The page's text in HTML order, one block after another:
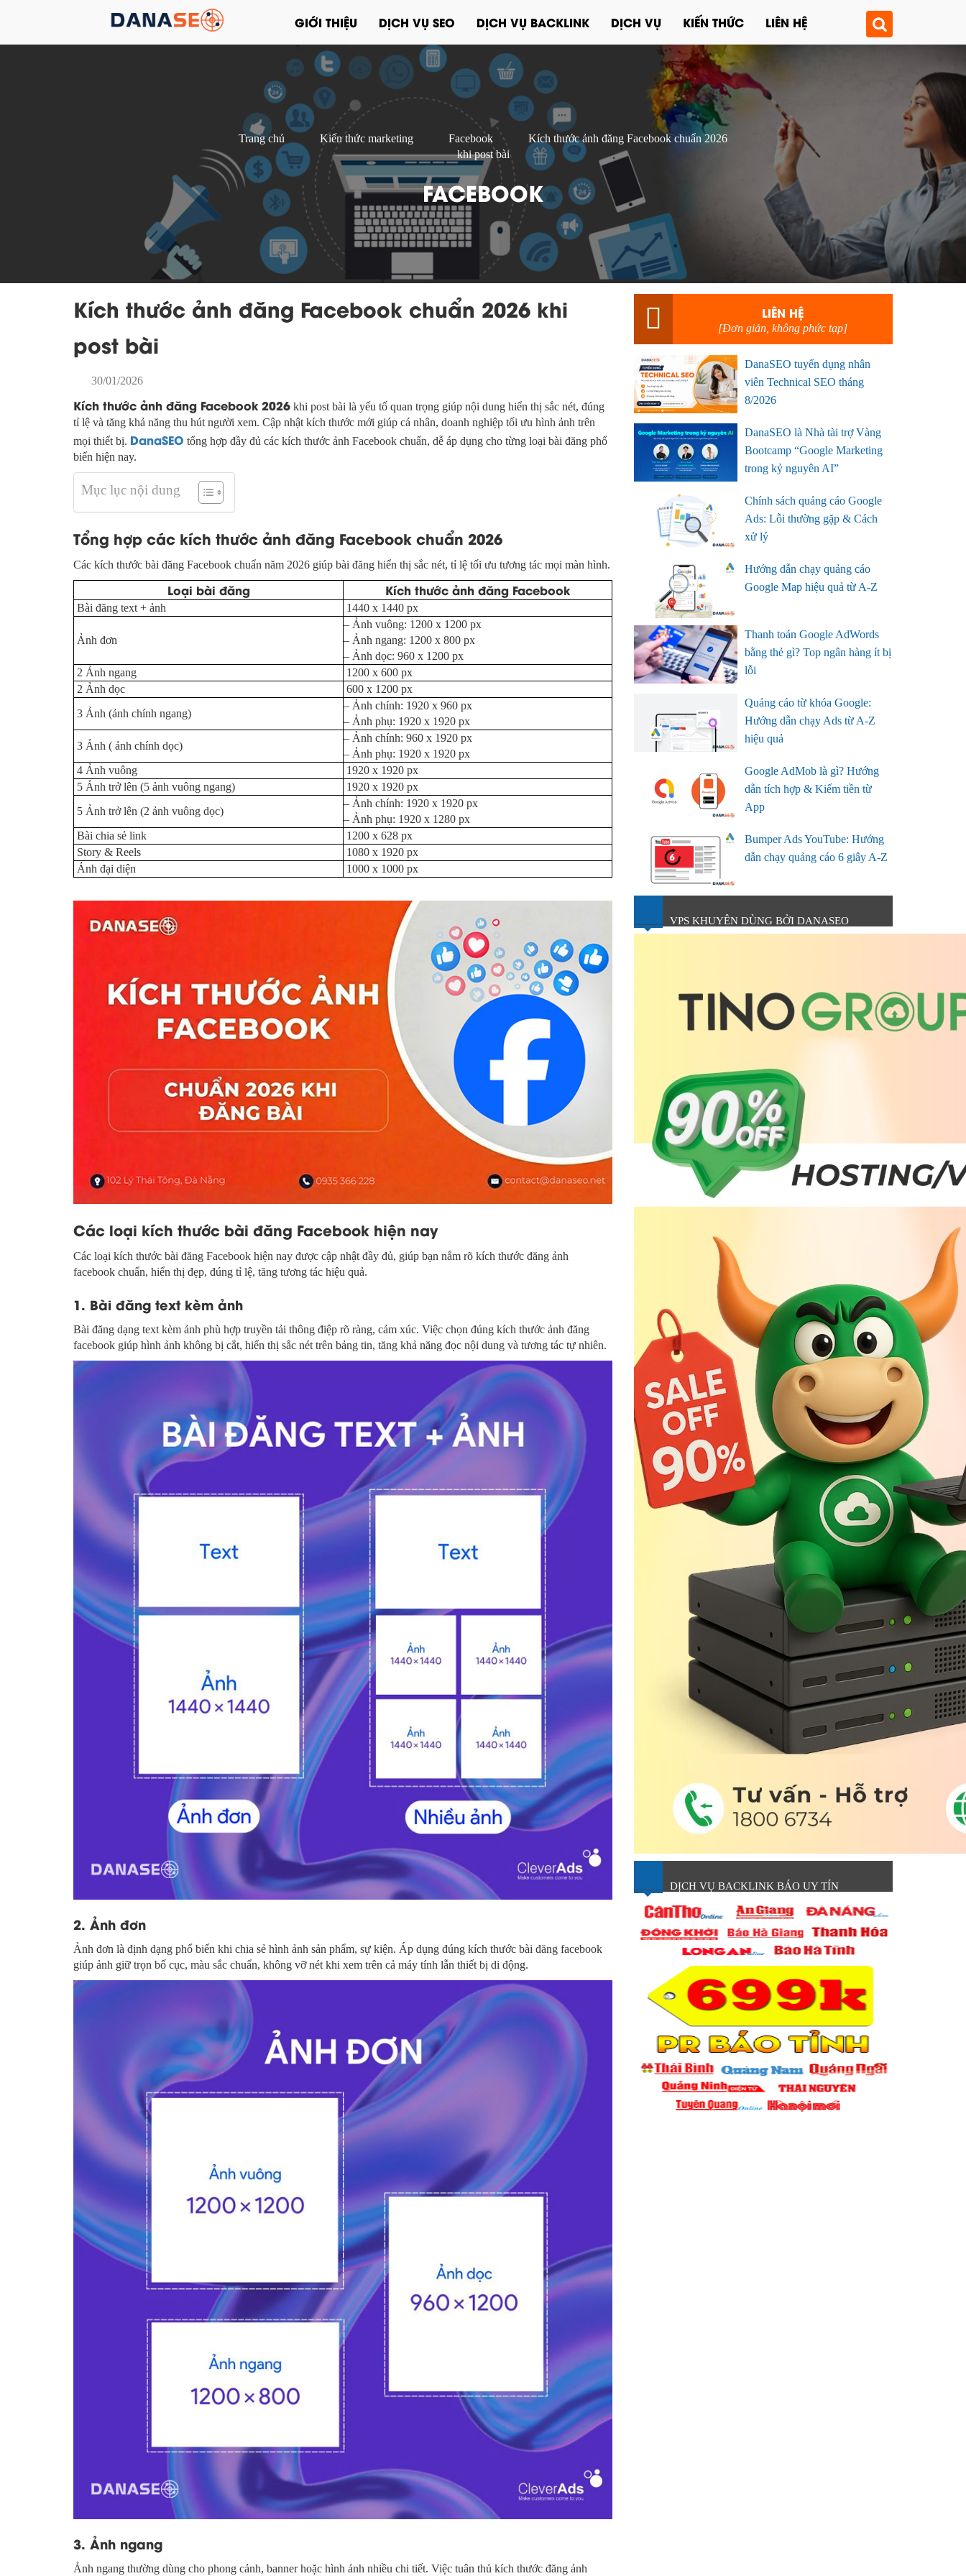
GIỚI THIỆU DỊCH VỤ SEO DỊCH VỤ BACKLINK DỊCH VỤ KIẾN THỨC LIÊN HỆ
Trang chủ Kiến thức marketing Facebook
Kích thước ảnh đăng Facebook chuẩn 2026
khi post bài
FACEBOOK
Kích thước ảnh đăng Facebook chuẩn 2026 khi
post bài
30/01/2026
Kích thước ảnh đăng Facebook 2026 khi post bài là yếu tố quan trọng giúp nội dung hiển thị sắc nét, đúng
tỉ lệ và tăng khả năng thu hút người xem. Cập nhật kích thước mới giúp cá nhân, doanh nghiệp tối ưu hình ảnh trên
mọi thiết bị. DanaSEO tổng hợp đầy đủ các kích thước ảnh Facebook chuẩn, dễ áp dụng cho từng loại bài đăng phổ
biến hiện nay.
Mục lục nội dung
Tổng hợp các kích thước ảnh đăng Facebook chuẩn 2026
Các kích thước bài đăng Facebook chuẩn năm 2026 giúp bài đăng hiển thị sắc nét, tỉ lệ tối ưu tương tác mọi màn hình.
Loại bài đăng Kích thước ảnh đăng Facebook
Bài đăng text + ảnh 1440 x 1440 px
Ảnh đơn
– Ảnh vuông: 1200 x 1200 px
– Ảnh ngang: 1200 x 800 px
– Ảnh dọc: 960 x 1200 px
2 Ảnh ngang
1200 x 600 px
2 Ảnh dọc
600 x 1200 px
3 Ảnh (ảnh chính ngang)
– Ảnh chính: 1920 x 960 px
– Ảnh phụ: 1920 x 1920 px
3 Ảnh ( ảnh chính dọc)
– Ảnh chính: 960 x 1920 px
– Ảnh phụ: 1920 x 1920 px
4 Ảnh vuông
1920 x 1920 px
5 Ảnh trở lên (5 ảnh vuông ngang)
1920 x 1920 px
5 Ảnh trở lên (2 ảnh vuông dọc)
– Ảnh chính: 1920 x 1920 px
– Ảnh phụ: 1920 x 1280 px
Bài chia sẻ link
1200 x 628 px
Story & Reels
1080 x 1920 px
Ảnh đại diện
1000 x 1000 px
Các loại kích thước bài đăng Facebook hiện nay
Các loại kích thước bài đăng Facebook hiện nay được cập nhật đầy đủ, giúp bạn nắm rõ kích thước đăng ảnh
facebook chuẩn, hiển thị đẹp, đúng tỉ lệ, tăng tương tác hiệu quả.
1. Bài đăng text kèm ảnh
Bài đăng dạng text kèm ảnh phù hợp truyền tải thông điệp rõ ràng, cảm xúc. Việc chọn đúng kích thước ảnh đăng
facebook giúp hình ảnh không bị cắt, hiển thị sắc nét trên bảng tin, tăng khả năng đọc nội dung và tương tác tự nhiên.
2. Ảnh đơn
Ảnh đơn là định dạng phổ biến khi chia sẻ hình ảnh sản phẩm, sự kiện. Áp dụng đúng kích thước bài đăng facebook
giúp ảnh giữ trọn bố cục, màu sắc chuẩn, không vỡ nét khi xem trên cả máy tính lẫn thiết bị di động.
3. Ảnh ngang
Ảnh ngang thường dùng cho phong cảnh, banner hoặc hình ảnh nhiều chi tiết. Việc tuân thủ kích thước đăng ảnh
LIÊN HỆ
[Đơn giản, không phức tạp]
DanaSEO tuyển dụng nhân
viên Technical SEO tháng
8/2026
DanaSEO là Nhà tài trợ Vàng
Bootcamp “Google Marketing
trong kỷ nguyên AI”
Chính sách quảng cáo Google
Ads: Lỗi thường gặp & Cách
xử lý
Hướng dẫn chạy quảng cáo
Google Map hiệu quả từ A-Z
Thanh toán Google AdWords
bằng thẻ gì? Top ngân hàng ít bị
lỗi
Quảng cáo từ khóa Google:
Hướng dẫn chạy Ads từ A-Z
hiệu quả
Google AdMob là gì? Hướng
dẫn tích hợp & Kiếm tiền từ
App
Bumper Ads YouTube: Hướng
dẫn chạy quảng cáo 6 giây A-Z
VPS KHUYÊN DÙNG BỞI DANASEO
DỊCH VỤ BACKLINK BÁO UY TÍN